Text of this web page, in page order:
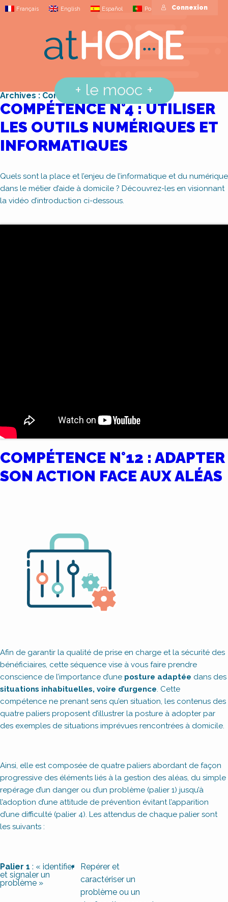
Français English Español Português
+ le mooc +
Connexion
Archives : Compétences
COMPÉTENCE N°4 : UTILISER
LES OUTILS NUMÉRIQUES ET
INFORMATIQUES
Quels sont la place et l’enjeu de l’informatique et du numérique
dans le métier d’aide à domicile ? Découvrez-les en visionnant
la vidéo d’introduction ci-dessous.
COMPÉTENCE N°12 : ADAPTER
SON ACTION FACE AUX ALÉAS
Afin de garantir la qualité de prise en charge et la sécurité des
bénéficiaires, cette séquence vise à vous faire prendre
conscience de l’importance d’une posture adaptée dans des
situations inhabituelles, voire d’urgence. Cette
compétence ne prenant sens qu’en situation, les contenus des
quatre paliers proposent d’illustrer la posture à adopter par
des exemples de situations imprévues rencontrées à domicile.
Ainsi, elle est composée de quatre paliers abordant de façon
progressive des éléments liés à la gestion des aléas, du simple
repérage d’un danger ou d’un problème (palier 1) jusqu’à
l’adoption d’une attitude de prévention évitant l’apparition
d’une difficulté (palier 4). Les attendus de chaque palier sont
les suivants :
Palier 1 : « identifier
et signaler un
problème »
Repérer et
caractériser un
problème ou un